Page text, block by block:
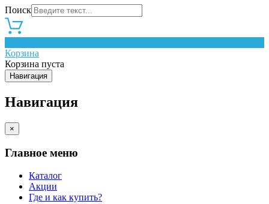
Поиск
Корзина
Корзина пуста
Навигация
Навигация
×
Главное меню
Каталог
Акции
Где и как купить?